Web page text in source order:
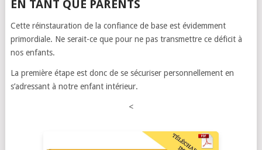
EN TANT QUE PARENTS
Cette réinstauration de la confiance de base est évidemment
primordiale. Ne serait-ce que pour ne pas transmettre ce déficit à
nos enfants.
La première étape est donc de se sécuriser personnellement en
s’adressant à notre enfant intérieur.
<